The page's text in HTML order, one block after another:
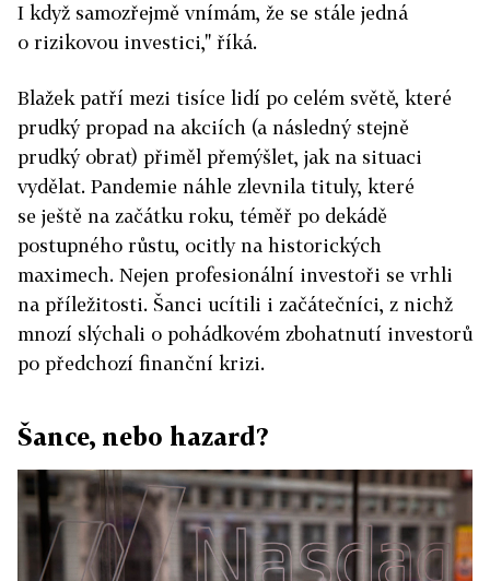
I když samozřejmě vnímám, že se stále jedná
o rizikovou investici," říká.
Blažek patří mezi tisíce lidí po celém světě, které
prudký propad na akciích (a následný stejně
prudký obrat) přiměl přemýšlet, jak na situaci
vydělat. Pandemie náhle zlevnila tituly, které
se ještě na začátku roku, téměř po dekádě
postupného růstu, ocitly na historických
maximech. Nejen profesionální investoři se vrhli
na příležitosti. Šanci ucítili i začátečníci, z nichž
mnozí slýchali o pohádkovém zbohatnutí investorů
po předchozí finanční krizi.
Šance, nebo hazard?